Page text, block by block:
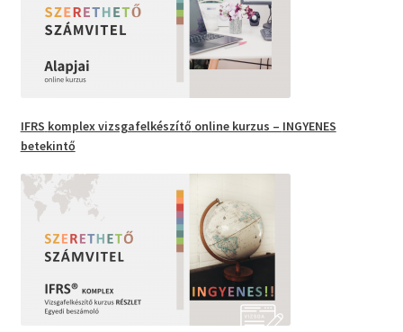
IFRS komplex vizsgafelkészítő online kurzus – INGYENES
betekintő